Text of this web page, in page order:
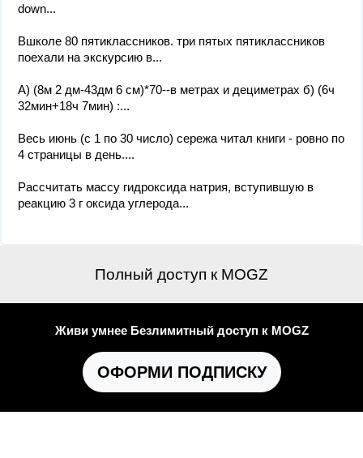
down...
Вшколе 80 пятиклассников. три пятых пятиклассников
поехали на экскурсию в...
А) (8м 2 дм-43дм 6 см)*70--в метрах и дециметрах б) (6ч
32мин+18ч 7мин) :...
Весь июнь (с 1 по 30 число) сережа читал книги - ровно по
4 страницы в день....
Рассчитать массу гидроксида натрия, вступившую в
реакцию 3 г оксида углерода...
Полный доступ к MOGZ
Живи умнее Безлимитный доступ к MOGZ
ОФОРМИ ПОДПИСКУ